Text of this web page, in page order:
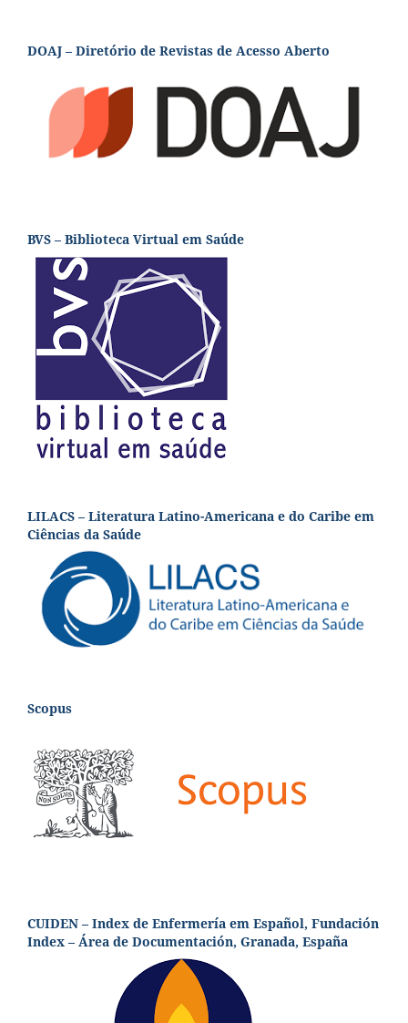
DOAJ – Diretório de Revistas de Acesso Aberto
BVS – Biblioteca Virtual em Saúde
LILACS – Literatura Latino-Americana e do Caribe em
Ciências da Saúde
Scopus
CUIDEN – Index de Enfermería em Español, Fundación
Index – Área de Documentación, Granada, España